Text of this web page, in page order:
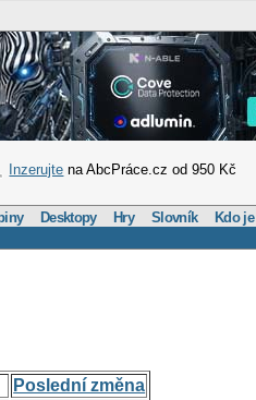
Inzerujte na AbcPráce.cz od 950 Kč
Desktopy Hry Slovník Kdo je
Poslední změna